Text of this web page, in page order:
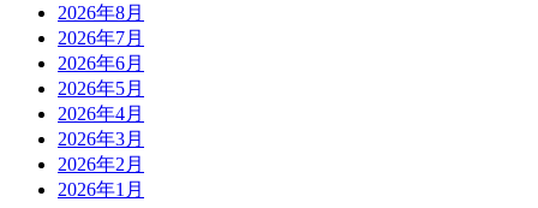
2026年8月
2026年7月
2026年6月
2026年5月
2026年4月
2026年3月
2026年2月
2026年1月